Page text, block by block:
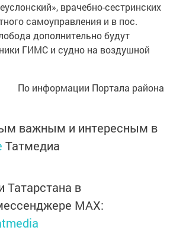
врачебно-сестринских
самоуправления и в пос.
дополнительно будут
ГИМС и судно на воздушной
По информации Портала района
важным и интересным в
Татмедиа
Татарстана в
MАХ: